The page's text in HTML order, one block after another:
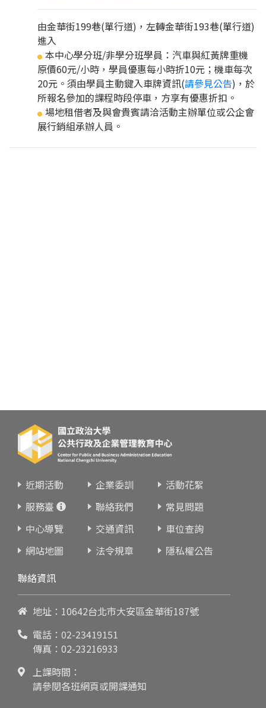
由金華街199巷(單行道)，左轉金華街193巷(單行道)
進入
● 本中心學分班/非學分班學員：汽車與紅黃牌重機
原價60元/小時，學員優惠每小時折10元；機車每次
20元。須由學員主動鍵入車牌資訊(請參見公告)，於
所報名參加的課程時段停車，方享有優惠折扣。
● 場地租借者及與會貴賓請洽活動主辦單位或公企會
展行銷組承辦人員。
近期活動 企業委訓
活動花絮
服務臺
聯絡我們
常見問題
中心導覽
交通資訊
車位查詢
網站地圖
法令規章
隱私權公告
聯絡資訊
地址：10642台北市大安區金華街187號
電話： 02-23419151
傳真：02-23216933
上課時間：
請參閱各班網頁或開課通知